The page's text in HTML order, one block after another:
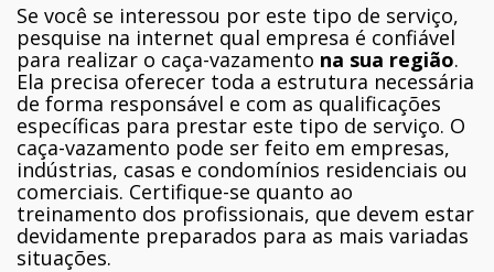
Se você se interessou por este tipo de serviço,
pesquise na internet qual empresa é confiável
para realizar o caça-vazamento na sua região.
Ela precisa oferecer toda a estrutura necessária
de forma responsável e com as qualificações
específicas para prestar este tipo de serviço. O
caça-vazamento pode ser feito em empresas,
indústrias, casas e condomínios residenciais ou
comerciais. Certifique-se quanto ao
treinamento dos profissionais, que devem estar
devidamente preparados para as mais variadas
situações.